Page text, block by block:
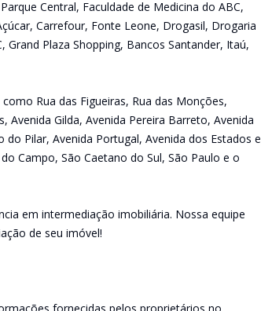
Central, Faculdade de Medicina do ABC,
Carrefour, Fonte Leone, Drogasil, Drogaria
Grand Plaza Shopping, Bancos Santander, Itaú,
Rua das Figueiras, Rua das Monções,
Avenida Gilda, Avenida Pereira Barreto, Avenida
Pilar, Avenida Portugal, Avenida dos Estados e
Campo, São Caetano do Sul, São Paulo e o
em intermediação imobiliária. Nossa equipe
de seu imóvel!